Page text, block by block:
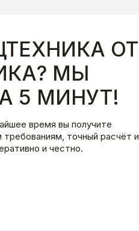
ОТ
МЫ
5 МИНУТ!
время вы получите
точный расчёт и
и честно.